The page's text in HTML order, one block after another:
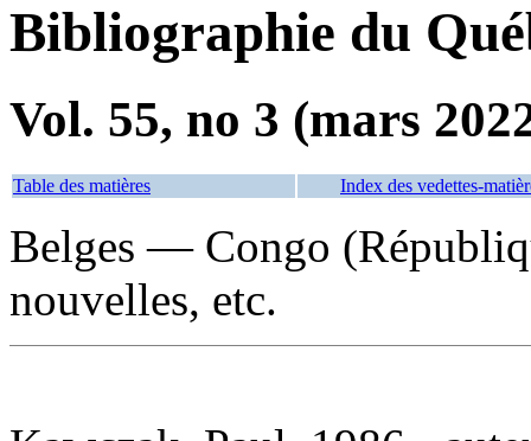
Bibliographie du
Vol. 55, no 3 (mars
Table des matières Index des vedettes-
Belges — Congo
nouvelles, etc.